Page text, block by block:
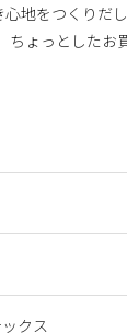
クス
地をつくりだし
ちょっとした